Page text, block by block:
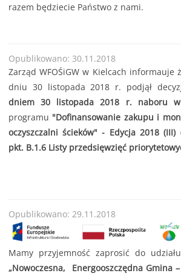
razem będziecie Państwo z nami.
Opublikowano: 30.11.2018
Zarząd WFOŚiGW w Kielcach informauje
dniu 30 listopada 2018 r. podjął
dniem 30 listopada 2018 r. naboru
programu "Dofinansowanie zakupu i
oczyszczalni ścieków" - Edycja 2018 (III)
pkt. B.1.6 Listy przedsięwzięć
Opublikowano: 29.11.2018
Mamy przyjemność zaprosić do
„Nowoczesna, Energooszczędna Gmina